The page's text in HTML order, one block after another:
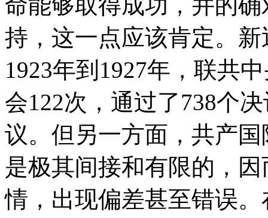
持，这一点应该肯定。
1923年到1927年，联共
会122次，通过了738个
议。但另一方面，共产
是极其间接和有限的，
情，出现偏差甚至错误